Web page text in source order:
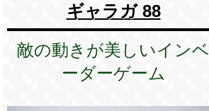
ギャラガ 88
敵の動きが美しいインベ
ーダーゲーム